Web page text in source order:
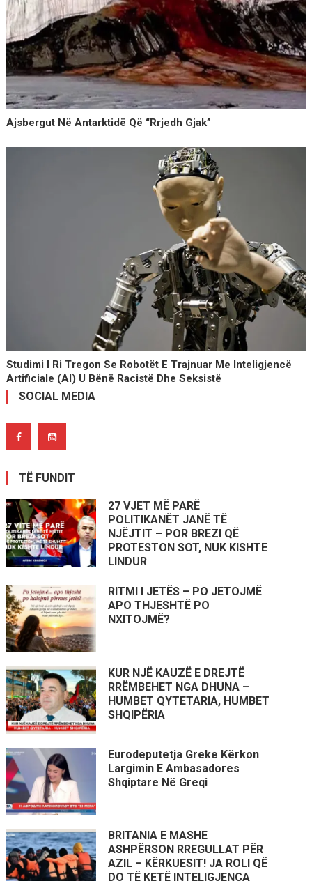
Ajsbergut Në Antarktidë Që “rrjedh Gjak”
Studimi I Ri Tregon Se Robotët E Trajnuar Me Inteligjencë
Artificiale (AI) U Bënë Racistë Dhe Seksistë
SOCIAL MEDIA
TË FUNDIT
27 VJET MË PARË
POLITIKANËT JANË TË
NJËJTIT – POR BREZI QË
PROTESTON SOT, NUK KISHTE
LINDUR
RITMI I JETËS – PO JETOJMË
APO THJESHTË PO
NXITOJMË?
KUR NJË KAUZË E DREJTË
RRËMBEHET NGA DHUNA –
HUMBET QYTETARIA, HUMBET
SHQIPËRIA
Eurodeputetja Greke Kërkon
Largimin E Ambasadores
Shqiptare Në Greqi
BRITANIA E MASHE
ASHPËRSON RREGULLAT PËR
AZIL – KËRKUESIT! JA ROLI QË
DO TË KETË INTELIGJENCA